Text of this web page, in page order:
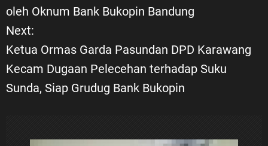
v
i
g
oleh Oknum Bank Bukopin Bandung
Next:
Ketua Ormas Garda Pasundan DPD Karawang
Kecam Dugaan Pelecehan terhadap Suku
Sunda, Siap Grudug Bank Bukopin